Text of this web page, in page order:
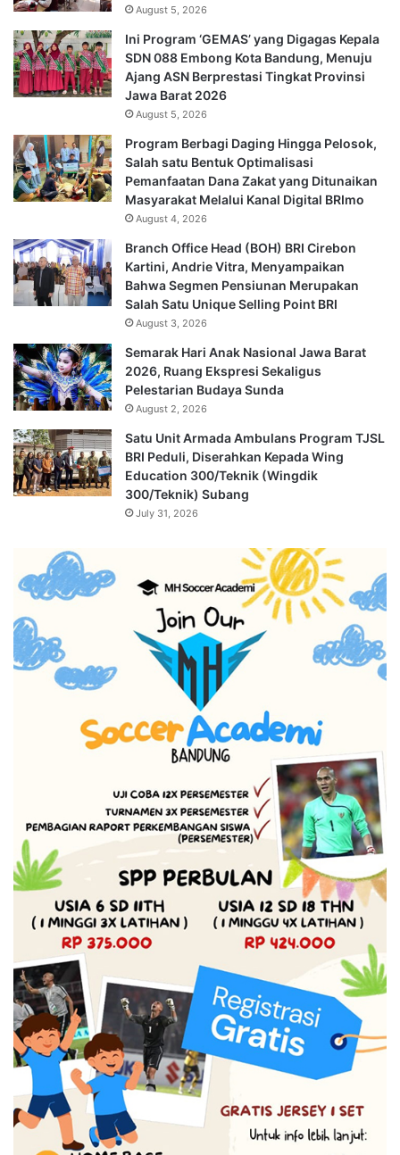
August 5, 2026
Ini Program ‘GEMAS’ yang Digagas Kepala
SDN 088 Embong Kota Bandung, Menuju
Ajang ASN Berprestasi Tingkat Provinsi
Jawa Barat 2026
August 5, 2026
Program Berbagi Daging Hingga Pelosok,
Salah satu Bentuk Optimalisasi
Pemanfaatan Dana Zakat yang Ditunaikan
Masyarakat Melalui Kanal Digital BRImo
August 4, 2026
Branch Office Head (BOH) BRI Cirebon
Kartini, Andrie Vitra, Menyampaikan
Bahwa Segmen Pensiunan Merupakan
Salah Satu Unique Selling Point BRI
August 3, 2026
Semarak Hari Anak Nasional Jawa Barat
2026, Ruang Ekspresi Sekaligus
Pelestarian Budaya Sunda
August 2, 2026
Satu Unit Armada Ambulans Program TJSL
BRI Peduli, Diserahkan Kepada Wing
Education 300/Teknik (Wingdik
300/Teknik) Subang
July 31, 2026